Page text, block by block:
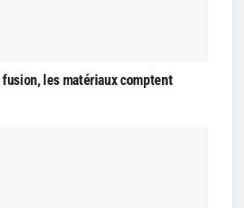
fusion, les matériaux comptent